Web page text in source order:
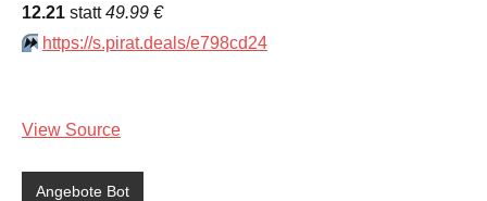
12.21 statt49.99 €
⏩️ https://s.pirat.deals/e798cd24
View Source
Angebote Bot